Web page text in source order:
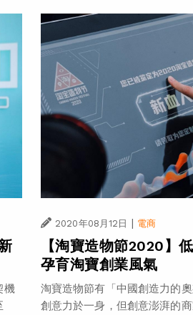
機
2020年08月12日 | 電商
【淘寶造物節2020】
孕育淘寶創業風氣
淘寶造物節有「中國創造力的
創意力於一身，但創意澎湃的